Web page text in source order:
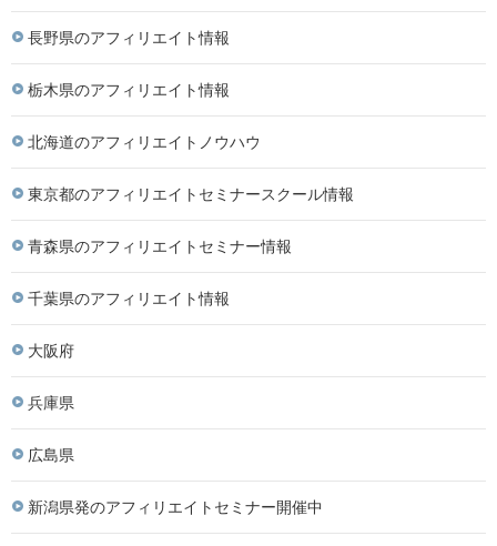
長野県のアフィリエイト情報
栃木県のアフィリエイト情報
北海道のアフィリエイトノウハウ
東京都のアフィリエイトセミナースクール情報
青森県のアフィリエイトセミナー情報
千葉県のアフィリエイト情報
大阪府
兵庫県
広島県
新潟県発のアフィリエイトセミナー開催中